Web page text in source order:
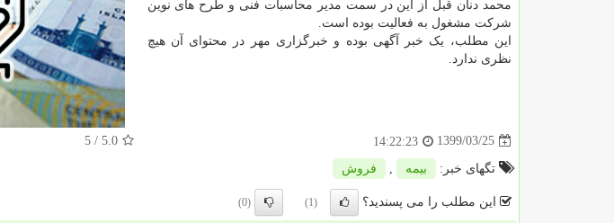
محمد دنان قبل از این در سمت مدیر محاسبات فنی و طرح های نوین
شرکت مشغول به فعالیت بوده است.
این مطلب، یک خبر آگهی بوده و خبرگزاری مهر در محتوای آن هیچ
نظری ندارد.
1399/03/25
14:22:23
5.0
/ 5
تگهای خبر: بیمه فروش
این مطلب را می پسندید؟ (1)
(0)